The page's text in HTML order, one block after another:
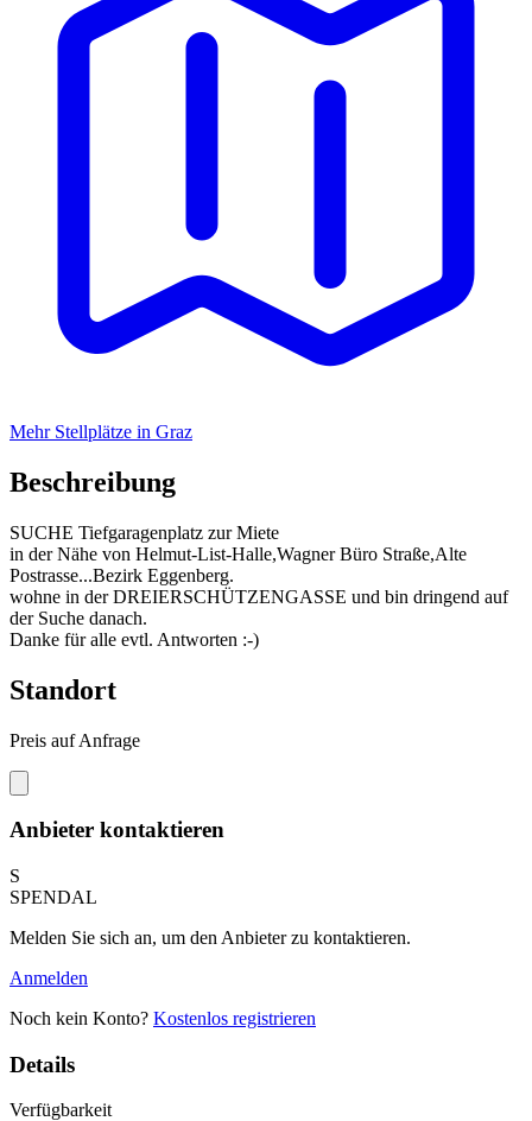
Mehr Stellplätze in Graz
Beschreibung
SUCHE Tiefgaragenplatz zur Miete
in der Nähe von Helmut-List-Halle,Wagner Büro Straße,Alte
Postrasse...Bezirk Eggenberg.
wohne in der DREIERSCHÜTZENGASSE und bin dringend auf
der Suche danach.
Danke für alle evtl. Antworten :-)
Standort
Preis auf Anfrage
Anbieter kontaktieren
S
SPENDAL
Melden Sie sich an, um den Anbieter zu kontaktieren.
Anmelden
Noch kein Konto? Kostenlos registrieren
Details
Verfügbarkeit